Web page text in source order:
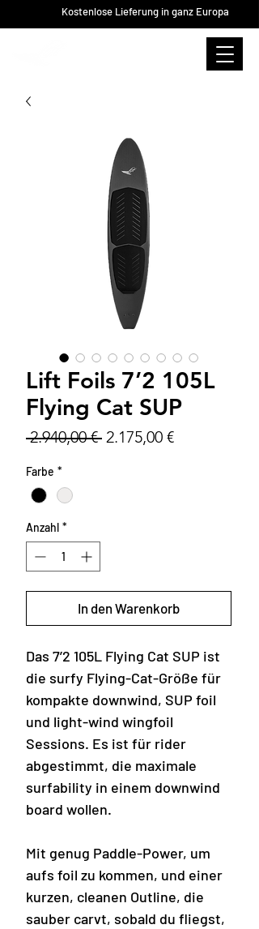
Kostenlose Lieferung in ganz Europa
Lift Foils 7’2 105L
Flying Cat SUP
2.940,00 € Standardpreis
2.175,00 €Sale-
Farbe *
Anzahl *
In den Warenkorb
Das 7’2 105L Flying Cat SUP ist
die surfy Flying-Cat-Größe für
kompakte downwind, SUP foil
und light-wind wingfoil
Sessions. Es ist für rider
abgestimmt, die maximale
surfability in einem downwind
board wollen.
Mit genug Paddle-Power, um
aufs foil zu kommen, und einer
kurzen, cleanen Outline, die
sauber carvt, sobald du fliegst,